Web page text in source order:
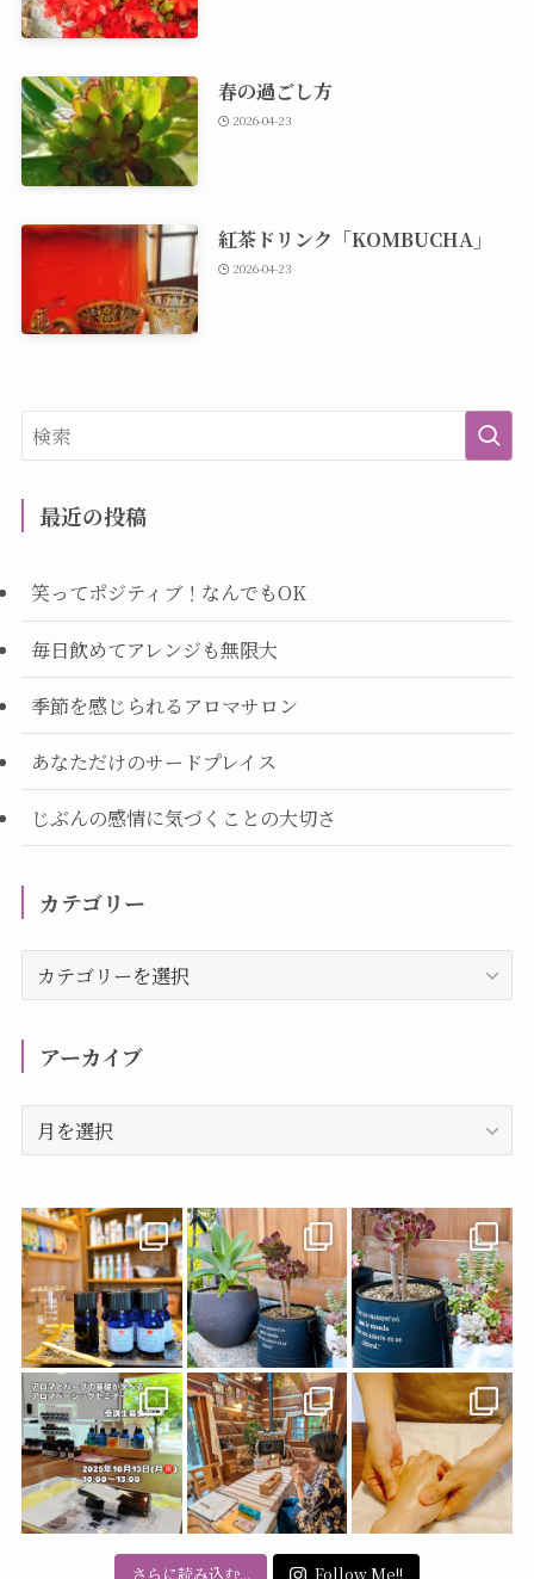
春の過ごし方
2026-04-23
紅茶ドリンク「KOMBUCHA」
2026-04-23
最近の投稿
笑ってポジティブ！なんでもOK
毎日飲めてアレンジも無限大
季節を感じられるアロマサロン
あなただけのサードプレイス
じぶんの感情に気づくことの大切さ
カテゴリー
テ
ー
アーカイブ
ー
イ
ブ
さらに読み込む... Follow Me!!